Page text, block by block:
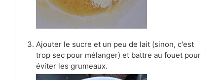
Ajouter le sucre et un peu de lait (sinon, c'est
trop sec pour mélanger) et battre au fouet pour
éviter les grumeaux.